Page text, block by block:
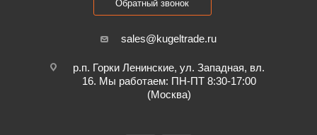
Обратный звонок
sales@kugeltrade.ru
р.п. Горки Ленинские, ул. Западная, вл.
16. Мы работаем: ПН-ПТ 8:30-17:00
(Москва)